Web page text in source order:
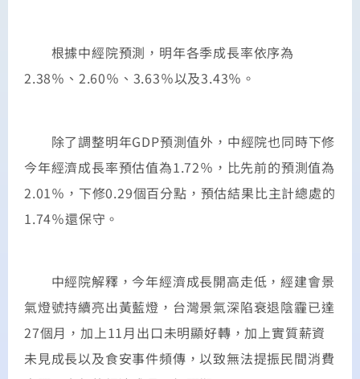
根據中經院預測，明年各季成長率依序為
2.38％、2.60％、3.63％以及3.43％。
除了調整明年GDP預測值外，中經院也同時下修
今年經濟成長率預估值為1.72％，比先前的預測值為
2.01％，下修0.29個百分點，預估結果比主計總處的
1.74％還保守。
中經院解釋，今年經濟成長開高走低，經建會景
氣燈號持續亮出黃藍燈，台灣景氣深陷衰退陰霾已達
27個月，加上11月出口未明顯好轉，加上實質薪資
未見成長以及食安事件頻傳，以致無法提振民間消費